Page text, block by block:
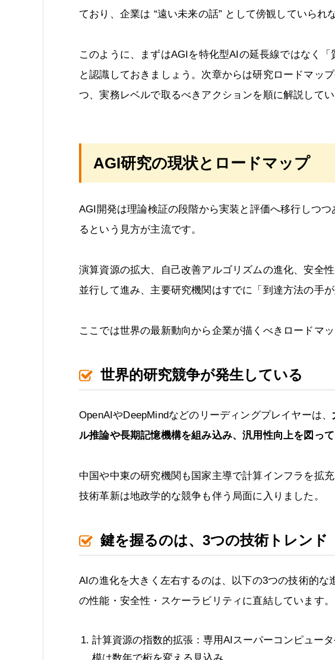
ており、企業は “遠い未来の話” として傍観していられ
このように、まずはAGIを特化型AIの延長線ではなく「
と認識しておきましょう。次章からは研究ロードマッ
つ、実務レベルで取るべきアクションを順に解説してい
AGI研究の現状とロードマップ
AGI開発は理論検証の段階から実装と評価へ移行しつ
るという見方が主流です。
演算資源の拡大、自己改善アルゴリズムの進化、安全
並行して進み、主要研究機関はすでに「到達方法の手
ここでは世界の最新動向から企業が描くべきロードマッ
世界的研究競争が発生している
OpenAIやDeepMindなどのリーディングプレイヤーは、
ル推論や長期記憶機構を組み込み、汎用性向上を図っ
中国や中東の研究機関も国家主導で計算インフラを拡
技術革新は地政学的な競争も伴う局面に入りました。
鍵を握るのは、3つの技術トレンド
AIの進化を大きく左右するのは、以下の3つの技術的
の性能・安全性・スケーラビリティに直結しています。
計算資源の指数的拡張：専用AIスーパーコンピュー
模は数年で桁を変える見込み